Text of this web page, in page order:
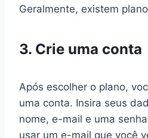
Geralmente, existem
3. Crie uma conta
Após escolher o plano,
uma conta. Insira seus
nome, e-mail e uma
usar um e-mail que você